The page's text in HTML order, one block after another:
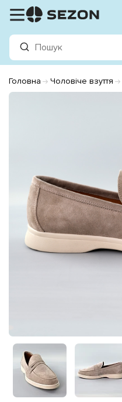
Головна Чоловіче взуття